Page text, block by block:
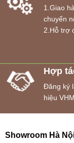
1.Giao
chuyển
2.Hỗ trợ
Hợp
Đăng ký
hiệu
Showroom Hà